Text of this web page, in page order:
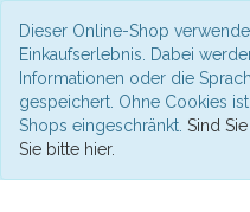
Dieser Online-Shop
Einkaufserlebnis. Dabei
Informationen oder die
gespeichert. Ohne Cookies
Shops eingeschränkt. Sind
Sie bitte hier.